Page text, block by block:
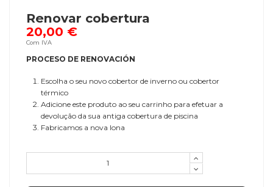
Renovar cobertura
20,00 €
Com IVA
PROCESO DE RENOVACIÓN
Escolha o seu novo cobertor de inverno ou cobertor
térmico
Adicione este produto ao seu carrinho para efetuar a
devolução da sua antiga cobertura de piscina
Fabricamos a nova lona